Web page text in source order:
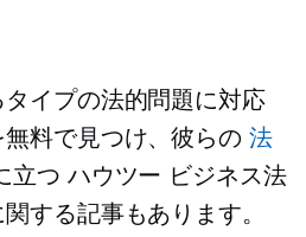
イプの法的問題に対応
料で見つけ、彼らの 法
立つ ハウツー ビジネス法
する記事もあります。